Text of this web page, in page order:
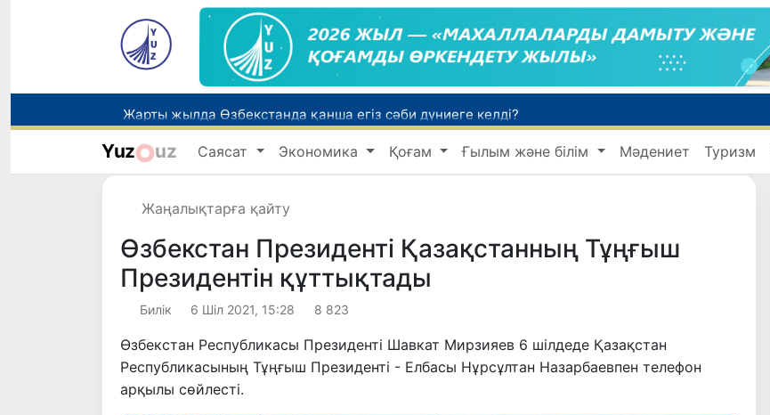
Жарты жылда Өзбекстанда қанша егіз сәби дүниеге келді?
Беларусьтен Өзбекстанға екінші тікелей жүк пойызы жөнелтілді
Адам саудасынан зардап шеккен азаматтар әлеуметтік қызметтермен қамтылады
Бүгін оқуды көшіру бойынша өтініштерді қабылдаудың соңғы күні
Yuz uz Саясат Экономика Қоғам Ғылым және білім Мәдениет Туризм
Жаңалықтарға қайту
Өзбекстан Президенті Қазақстанның Тұңғыш
Президентін құттықтады
Билік 6 Шіл 2021, 15:28 8 823
Өзбекстан Республикасы Президенті Шавкат Мирзияев 6 шілдеде Қазақстан
Республикасының Тұңғыш Президенті - Елбасы Нұрсұлтан Назарбаевпен телефон
арқылы сөйлесті.